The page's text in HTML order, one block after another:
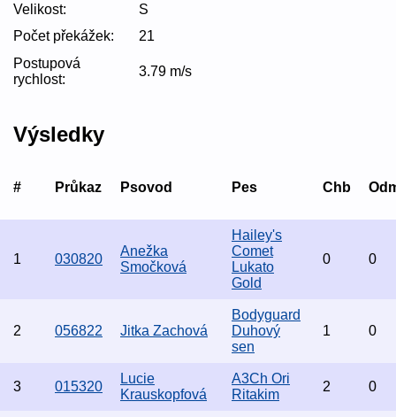
Velikost:
S
Počet překážek:
21
Postupová
rychlost:
3.79 m/s
Výsledky
# Průkaz Psovod Pes Chb
1 030820
Anežka
Smočková
Hailey's
Comet
Lukato
Gold
0 0
2 056822 Jitka Zachová
Bodyguard
Duhový
sen
1 0
3 015320
Lucie
Krauskopfová
A3Ch Ori
Ritakim
2 0